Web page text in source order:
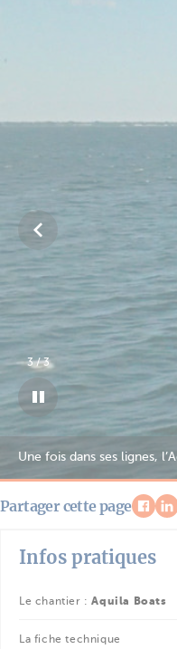
L’Aquila 50 Yacht est
modèles précédents,
Partager cette page
Infos pratiques
Le chantier :Aquila Boats
La fiche technique